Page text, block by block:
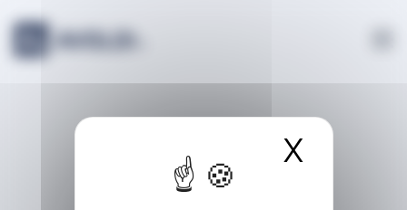
Panneau de gestion des cookies
X
arrêt du jour